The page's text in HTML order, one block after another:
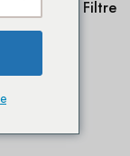
Filtre